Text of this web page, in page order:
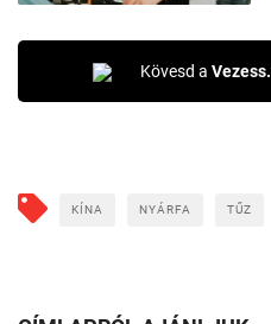
Kövesd a
KÍNA NYÁRFA TŰZ